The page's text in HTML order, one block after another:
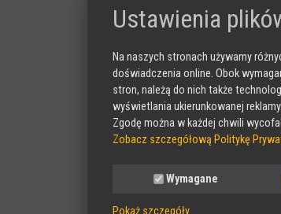
a także
działaniach.
miejsce na
treści szerzących
Nowe przepisy
przetwarzać takie
odpowiedzialność
Ustawienia
Na naszych stronach używamy
doświadczenia online. Obok
stron, należą do nich także
wyświetlania ukierunkowanej
Zgodę można w każdej chwili
Zobacz szczegółową Politykę
Wymagane
Pokaż szczegóły